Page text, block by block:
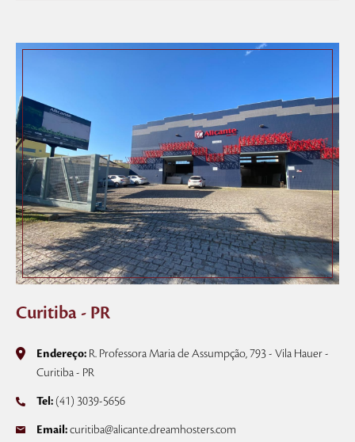
Curitiba - PR
Endereço: R. Professora Maria de Assumpção, 793 - Vila Hauer -
Curitiba - PR
Tel: (41) 3039-5656
Email:curitiba@alicante.dreamhosters.com